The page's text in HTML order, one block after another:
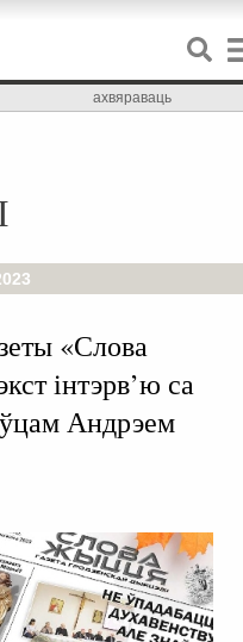
ахвяраваць
«Слова
інтэрв’ю са
Андрэем